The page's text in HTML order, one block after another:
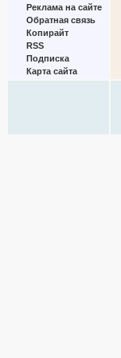
Реклама на сайте
Обратная связь
Копирайт
RSS
Подписка
Карта сайта